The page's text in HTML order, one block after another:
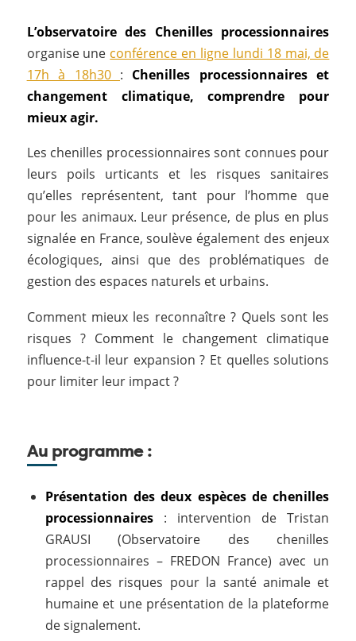
L’observatoire des Chenilles processionnaires
organise une conférence en ligne lundi 18 mai, de
17h à 18h30 : Chenilles processionnaires et
changement climatique, comprendre pour
mieux agir.
Les chenilles processionnaires sont connues pour
leurs poils urticants et les risques sanitaires
qu’elles représentent, tant pour l’homme que
pour les animaux. Leur présence, de plus en plus
signalée en France, soulève également des enjeux
écologiques, ainsi que des problématiques de
gestion des espaces naturels et urbains.
Comment mieux les reconnaître ? Quels sont les
risques ? Comment le changement climatique
influence-t-il leur expansion ? Et quelles solutions
pour limiter leur impact ?
Au programme :
Présentation des deux espèces de chenilles
processionnaires: intervention de Tristan
GRAUSI (Observatoire des chenilles
processionnaires – FREDON France) avec un
rappel des risques pour la santé animale et
humaine et une présentation de la plateforme
de signalement.